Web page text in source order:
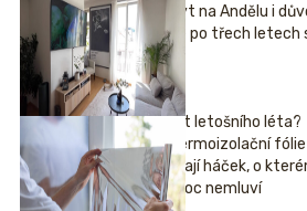
byt na Andělu i
se po třech letech
Hit letošního léta?
Termoizolační fólie
mají háček, o
moc nemluví